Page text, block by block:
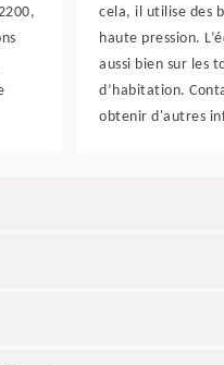
cela, il utilise des
haute pression.
aussi bien sur les
d’habitation.
obtenir d'autres